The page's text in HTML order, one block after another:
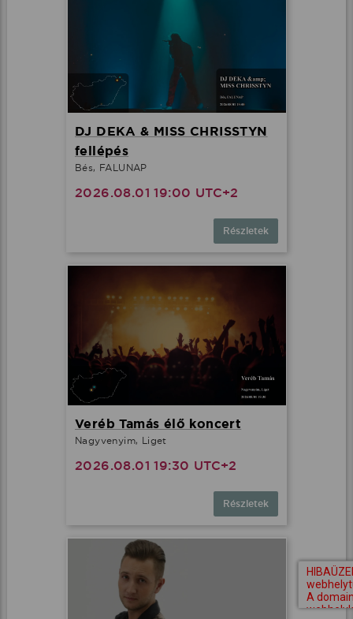
DJ DEKA & MISS CHRISSTYN
fellépés
Bés, FALUNAP
2026.08.01 19:00 UTC+2
Részletek
Veréb Tamás élő koncert
Nagyvenyim, Liget
2026.08.01 19:30 UTC+2
Részletek